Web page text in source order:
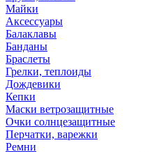
Майки
Аксессуары
Балаклавы
Банданы
Браслеты
Грелки, теплоиды
Дождевики
Кепки
Маски ветрозащитные
Очки солнцезащитные
Перчатки, варежки
Ремни